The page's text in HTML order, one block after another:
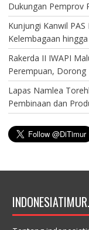
Dukungan Pemprov
Kunjungi Kanwil
Kelembagaan
Rakerda II IWAPI
Perempuan, Dorong
Lapas Namlea
Pembinaan dan